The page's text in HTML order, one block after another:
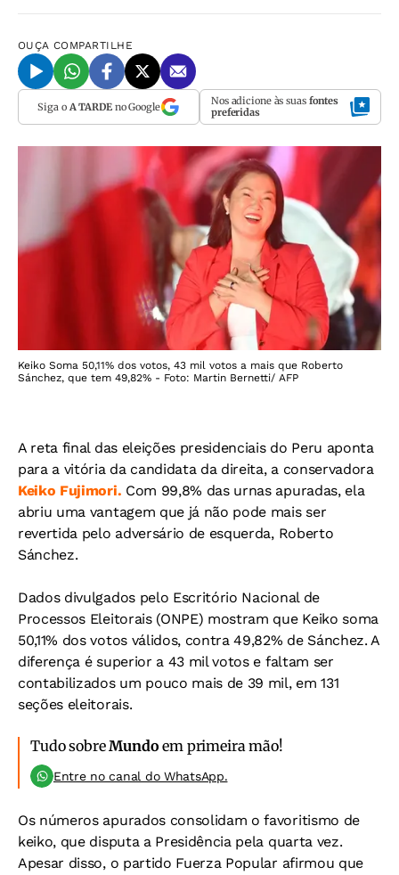
OUÇA COMPARTILHE
Siga o A TARDEno Google Nos adicione às suas fontes
preferidas
Keiko Soma 50,11% dos votos, 43 mil votos a mais que Roberto
Sánchez, que tem 49,82% - Foto: Martin Bernetti/ AFP
A reta final das eleições presidenciais do Peru aponta
para a vitória da candidata da direita, a conservadora
Keiko Fujimori. Com 99,8% das urnas apuradas, ela
abriu uma vantagem que já não pode mais ser
revertida pelo adversário de esquerda, Roberto
Sánchez.
Dados divulgados pelo Escritório Nacional de
Processos Eleitorais (ONPE) mostram que Keiko soma
50,11% dos votos válidos, contra 49,82% de Sánchez. A
diferença é superior a 43 mil votos e faltam ser
contabilizados um pouco mais de 39 mil, em 131
seções eleitorais.
Tudo sobreMundo em primeira mão!
Entre no canal do WhatsApp.
Os números apurados consolidam o favoritismo de
keiko, que disputa a Presidência pela quarta vez.
Apesar disso, o partido Fuerza Popular afirmou que